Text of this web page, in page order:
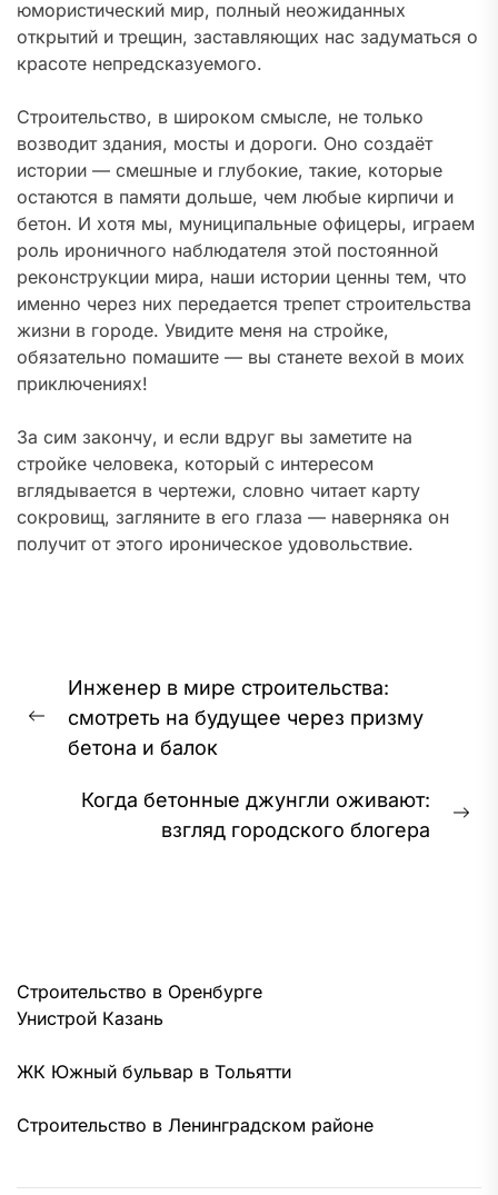
юмористический мир, полный неожиданных
открытий и трещин, заставляющих нас задуматься о
красоте непредсказуемого.
Строительство, в широком смысле, не только
возводит здания, мосты и дороги. Оно создаёт
истории — смешные и глубокие, такие, которые
остаются в памяти дольше, чем любые кирпичи и
бетон. И хотя мы, муниципальные офицеры, играем
роль ироничного наблюдателя этой постоянной
реконструкции мира, наши истории ценны тем, что
именно через них передается трепет строительства
жизни в городе. Увидите меня на стройке,
обязательно помашите — вы станете вехой в моих
приключениях!
За сим закончу, и если вдруг вы заметите на
стройке человека, который с интересом
вглядывается в чертежи, словно читает карту
сокровищ, загляните в его глаза — наверняка он
получит от этого ироническое удовольствие.
по
записям
Предыдущая
запись:
Инженер в мире строительства:
смотреть на будущее через призму
бетона и балок
Когда бетонные джунгли оживают:
взгляд городского блогера
Строительство в Оренбурге
Унистрой Казань
ЖК Южный бульвар в Тольятти
Строительство в Ленинградском районе